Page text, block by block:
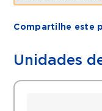
Compartilhe este
Unidades